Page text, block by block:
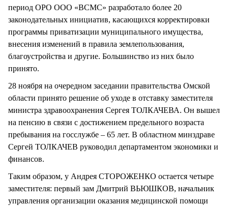
период ОРО ООО «ВСМС» разработало более 20
законодательных инициатив, касающихся корректировки
программы приватизации муниципального имущества,
внесения изменений в правила землепользования,
благоустройства и другие. Большинство из них было
принято.
28 ноября на очередном заседании правительства Омской
области принято решение об уходе в отставку заместителя
министра здравоохранения Сергея ТОЛКАЧЕВА. Он вышел
на пенсию в связи с достижением предельного возраста
пребывания на госслужбе – 65 лет. В областном минздраве
Сергей ТОЛКАЧЕВ руководил департаментом экономики и
финансов.
Таким образом, у Андрея СТОРОЖЕНКО остается четыре
заместителя: первый зам Дмитрий ВЬЮШКОВ, начальник
управления организации оказания медицинской помощи